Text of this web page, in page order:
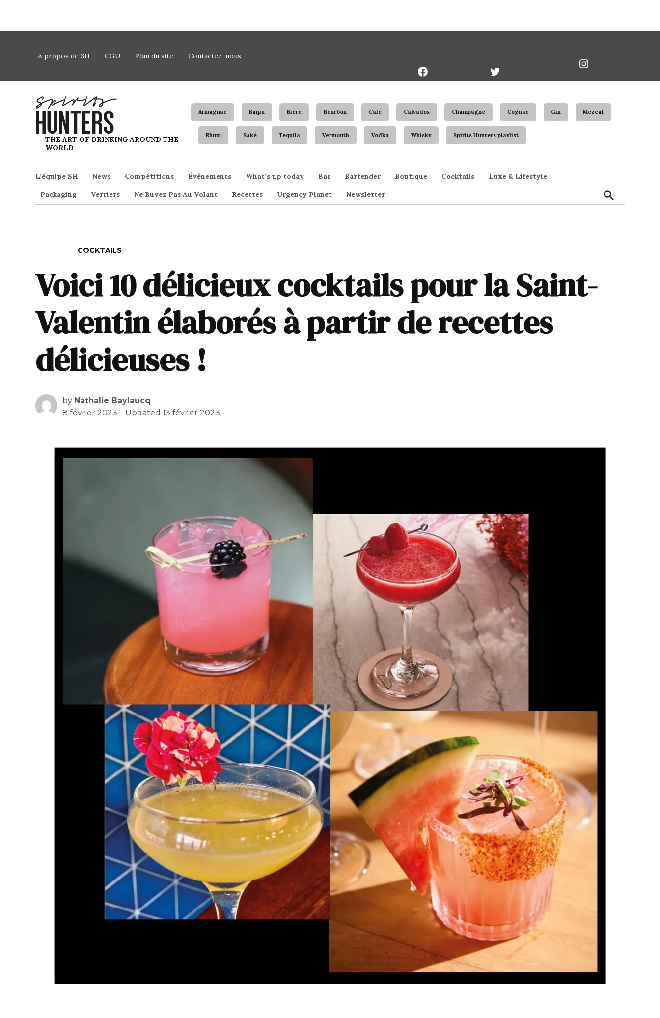
A propos de SH CGU Plan du site Contactez-nous
Spirits Hunters
THE ART OF DRINKING AROUND THE
WORLD
Armagnac Baijiu Bière Bourbon Café Calvados Champagne Cognac Gin Mezcal
Rhum Saké Tequila Vermouth Vodka Whisky Spirits Hunters playlist
L’équipe SH News Compétitions Évènements What’s up today Bar Bartender Boutique Cocktails Luxe & Lifestyle
Packaging Verriers Ne Buvez Pas Au Volant Recettes Urgency Planet Newsletter
COCKTAILS
Voici 10 délicieux cocktails pour la Saint-
Valentin élaborés à partir de recettes
délicieuses !
by Nathalie Baylaucq
8 février 2023
Updated 13 février 2023